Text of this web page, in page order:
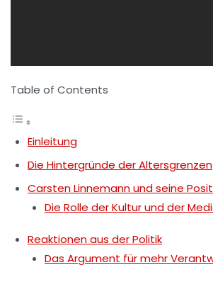
Table of Contents
Einleitung
Die Hintergründe der Altersgrenzen
Carsten Linnemann und seine
Die Rolle der Kultur und der
Reaktionen aus der Politik
Das Argument für mehr